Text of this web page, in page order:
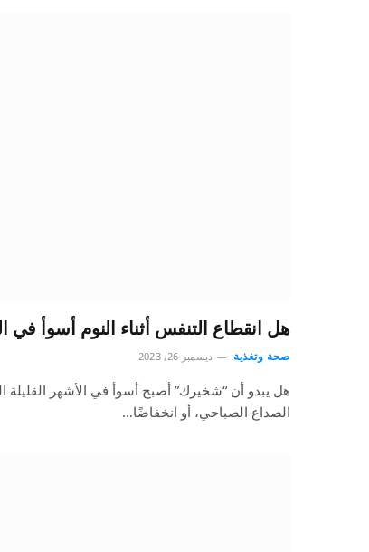
هل انقطاع التنفس أثناء النوم أسوأ في
صحة وتغذية ديسمبر 26, 2023
هل يبدو أن “شخيرك” أصبح أسوأ في الأشهر القليلة
الصداع الصباحي، أو انخفاضًا…